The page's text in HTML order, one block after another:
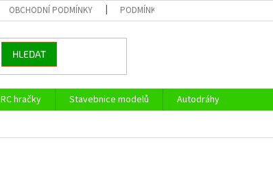
OBCHODNÍ PODMÍNKY PODMÍNKY OCHRANY OSOBNÍCH ÚDAJŮ
HLEDAT
RC hračky Stavebnice modelů
Autodráhy